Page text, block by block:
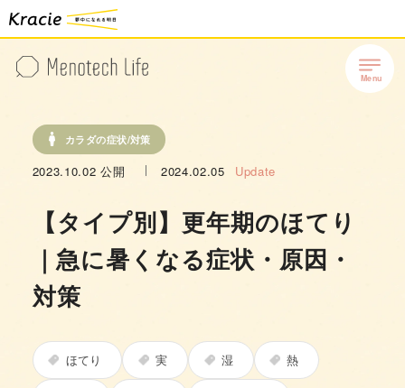
カラダの症状/対策
2023.10.02 公開 2024.02.05 Update
【タイプ別】更年期のほてり
｜急に暑くなる症状・原因・
対策
ほてり 実 湿 熱